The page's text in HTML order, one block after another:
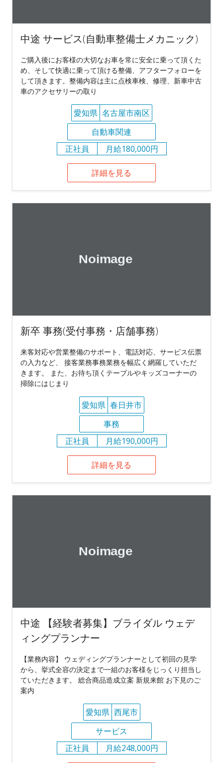
中途 サービス(自動車整備士メカニック)
ご購入後にお客様の大切なお車を常に安全に乗って頂くた
め、そして快適に乗って頂ける整備、アフターフォローを
して頂きます。整備内容は主に点検車検、修理、新車中古
車のアクセサリーの取り
愛知県 名古屋市南区
自動車関連
正社員
月給180,000円
詳細を見る
新卒 事務(受付事務・店舗事務)
来客対応や営業整備のサポート、電話対応、サービス伝票
の入力など、 接客業務事務業務を幅広く網羅していただ
きます。 また、お待ち頂くテーブルやキッズコーナーの
掃除にはじまり
愛知県 春日井市
事務
正社員
月給190,000円
詳細を見る
中途 【経験者募集】ブライダル ウェデ
ィングプランナー
【業務内容】 ウェディングプランナーとして初回の見学
から、挙式全容の決定まで一組のお客様をじっくり担当し
ていただきます。 総合商品造成立案 新規来館 お下見のご
案内
愛知県 西尾市
サービス
正社員
月給248,000円